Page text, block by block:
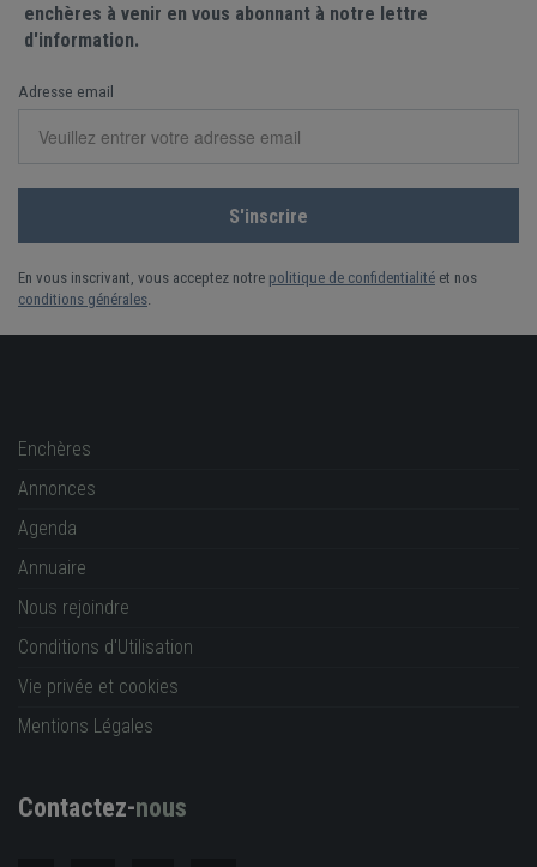
enchères à venir en vous abonnant à notre lettre
d'information.
Adresse email
En vous inscrivant, vous acceptez notre politique de confidentialité et nos
conditions générales
Enchères
Annonces
Agenda
Annuaire
Nous rejoindre
Conditions d'Utilisation
Vie privée et cookies
Mentions Légales
Contactez-nous